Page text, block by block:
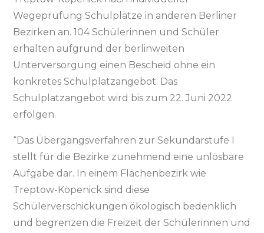
Wegeprüfung Schulplätze in anderen Berliner
Bezirken an. 104 Schülerinnen und Schüler
erhalten aufgrund der berlinweiten
Unterversorgung einen Bescheid ohne ein
konkretes Schulplatzangebot. Das
Schulplatzangebot wird bis zum 22. Juni 2022
erfolgen.
“Das Übergangsverfahren zur Sekundarstufe I
stellt für die Bezirke zunehmend eine unlösbare
Aufgabe dar. In einem Flächenbezirk wie
Treptow-Köpenick sind diese
Schülerverschickungen ökologisch bedenklich
und begrenzen die Freizeit der Schülerinnen und